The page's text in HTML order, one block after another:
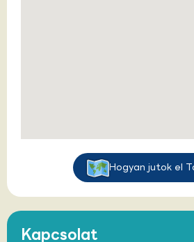
Hogyan jutok el
Kapcsolat